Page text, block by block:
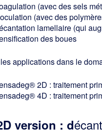
(avec des sels
(avec des
lamellaire (qui
des boues
applications dans le
2D : traitement
4D : traitement
version : d